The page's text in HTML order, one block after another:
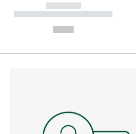
------------
----------- ----------- ----------